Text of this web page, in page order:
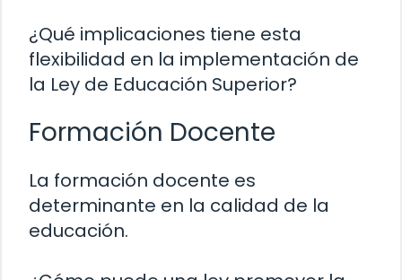
¿Qué implicaciones tiene esta
flexibilidad en la implementación de
la Ley de Educación Superior?
Formación Docente
La formación docente es
determinante en la calidad de la
educación.